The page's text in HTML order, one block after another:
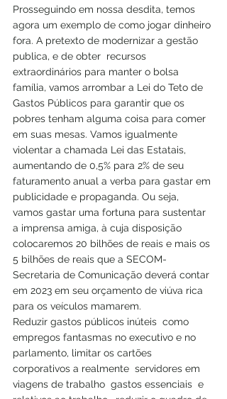
Prosseguindo em nossa desdita, temos
agora um exemplo de como jogar dinheiro
fora. A pretexto de modernizar a gestão
publica, e de obter  recursos
extraordinários para manter o bolsa
família, vamos arrombar a Lei do Teto de
Gastos Públicos para garantir que os
pobres tenham alguma coisa para comer
em suas mesas. Vamos igualmente
violentar a chamada Lei das Estatais,
aumentando de 0,5% para 2% de seu
faturamento anual a verba para gastar em
publicidade e propaganda. Ou seja,
vamos gastar uma fortuna para sustentar
a imprensa amiga, à cuja disposição
colocaremos 20 bilhões de reais e mais os
5 bilhões de reais que a SECOM-
Secretaria de Comunicação deverá contar
em 2023 em seu orçamento de viúva rica
para os veículos mamarem.
Reduzir gastos públicos inúteis  como
empregos fantasmas no executivo e no
parlamento, limitar os cartões
corporativos a realmente  servidores em
viagens de trabalho  gastos essenciais  e